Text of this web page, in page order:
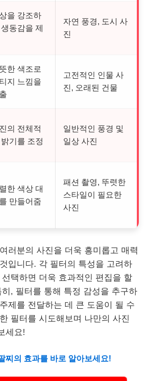
을 강조하
동감을 제
자연 풍경, 도시 사
진
한 색조로
지 느낌을
고전적인 인물 사
진, 오래된 건물
의 전체적
기를 조정
일반적인 풍경 및
일상 사진
한 색상 대
만들어줌
패션 촬영, 뚜렷한
스타일이 필요한
사진
러분의 사진을 더욱 흥미롭고 매력
입니다. 각 필터의 특성을 고려하
택하면 더욱 효과적인 편집을 할
, 필터를 통해 특정 감성을 추구하
제를 전달하는 데 큰 도움이 될 수
필터를 시도해보며 나만의 사진
세요!
찌의 효과를 바로 알아보세요!